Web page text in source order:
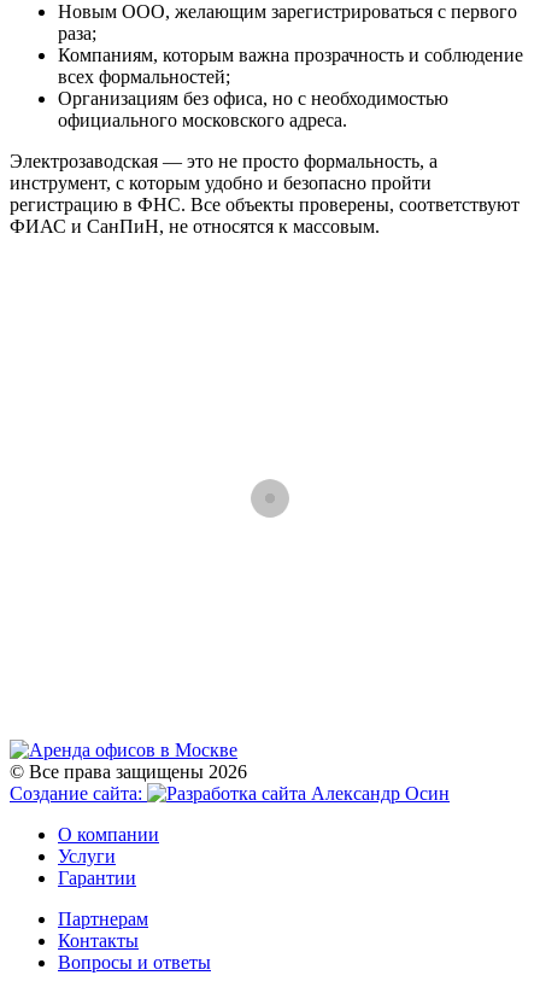
Новым ООО, желающим зарегистрироваться с первого
раза;
Компаниям, которым важна прозрачность и соблюдение
всех формальностей;
Организациям без офиса, но с необходимостью
официального московского адреса.
Электрозаводская — это не просто формальность, а
инструмент, с которым удобно и безопасно пройти
регистрацию в ФНС. Все объекты проверены, соответствуют
ФИАС и СанПиН, не относятся к массовым.
© Все права защищены 2026
Создание сайта:
О компании
Услуги
Гарантии
Партнерам
Контакты
Вопросы и ответы